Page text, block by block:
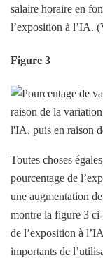
salaire horaire en
l’exposition à l’IA.
Figure 3
Toutes choses
pourcentage de
une augmentation
montre la figure 3
de l’exposition à
importants de